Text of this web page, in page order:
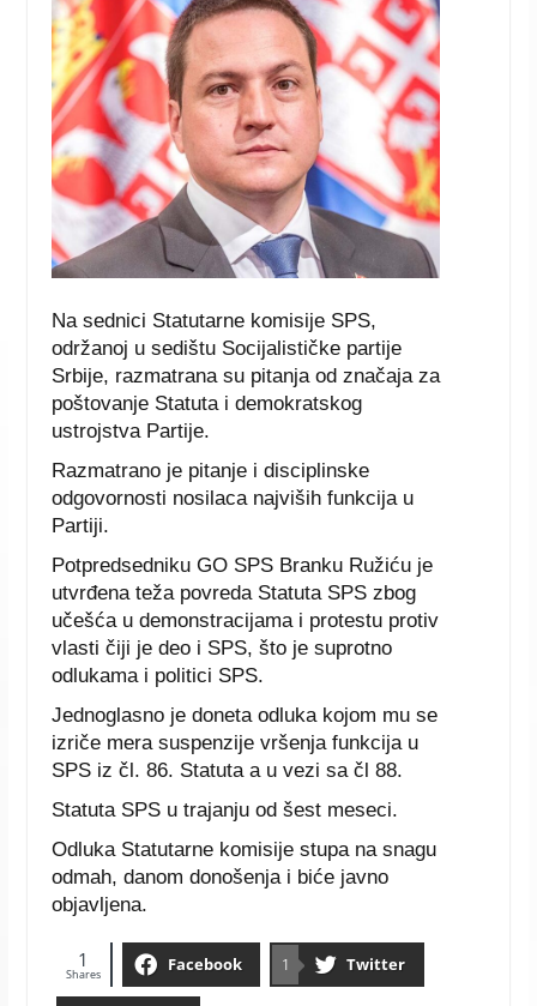
Na sednici Statutarne komisije SPS,
održanoj u sedištu Socijalističke partije
Srbije, razmatrana su pitanja od značaja za
poštovanje Statuta i demokratskog
ustrojstva Partije.
Razmatrano je pitanje i disciplinske
odgovornosti nosilaca najviših funkcija u
Partiji.
Potpredsedniku GO SPS Branku Ružiću je
utvrđena teža povreda Statuta SPS zbog
učešća u demonstracijama i protestu protiv
vlasti čiji je deo i SPS, što je suprotno
odlukama i politici SPS.
Jednoglasno je doneta odluka kojom mu se
izriče mera suspenzije vršenja funkcija u
SPS iz čl. 86. Statuta a u vezi sa čl 88.
Statuta SPS u trajanju od šest meseci.
Odluka Statutarne komisije stupa na snagu
odmah, danom donošenja i biće javno
objavljena.
Facebook 1 Twitter
Shares
1